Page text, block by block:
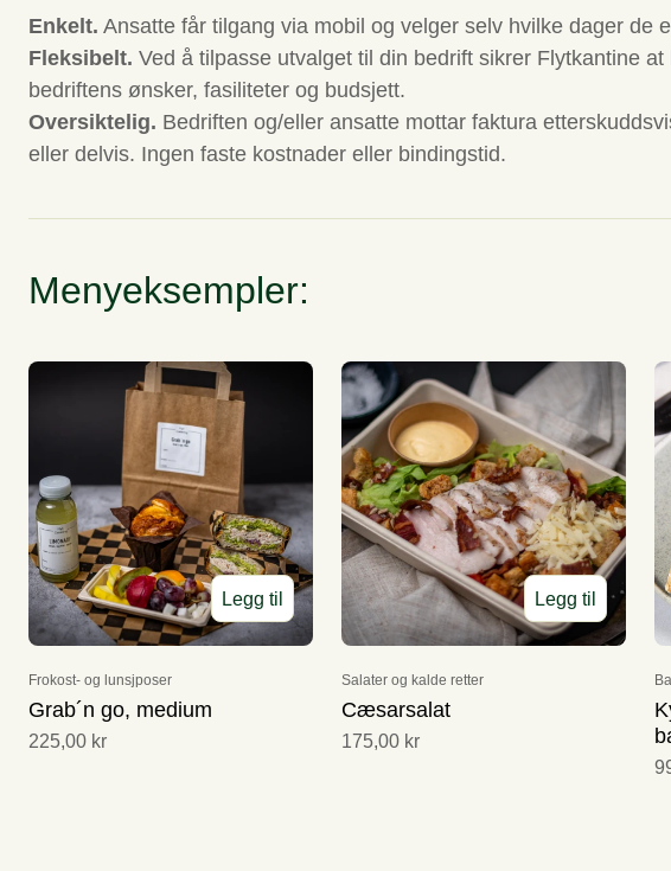
Enkelt. Ansatte får tilgang via mobil og velger selv hvilke dager de
Fleksibelt. Ved å tilpasse utvalget til din bedrift sikrer Flytkantine
bedriftens ønsker, fasiliteter og budsjett.
Oversiktelig. Bedriften og/eller ansatte mottar faktura
eller delvis. Ingen faste kostnader eller bindingstid.
Menyeksempler:
Legg til
Frokost- og lunsjposer
Grab´n go, medium
225,00 kr
Legg til
Salater og kalde retter
Cæsarsalat
175,00 kr